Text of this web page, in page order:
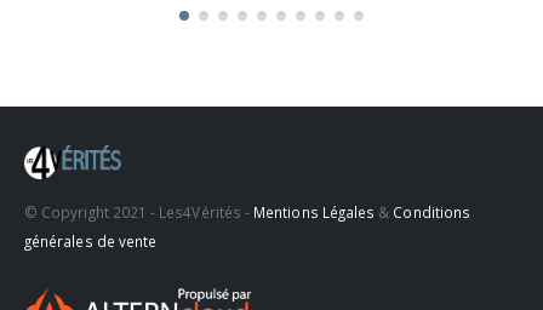
© Copyright 2021 - Les4Vérités - Mentions Légales & Conditions
générales de vente